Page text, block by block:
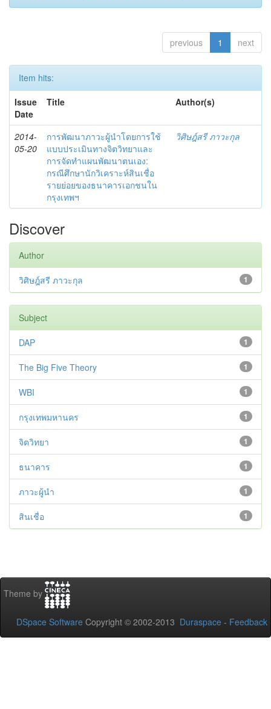
previous 1 next
Item hits:
Issue
Date
Title Author(s)
2014-
05-20
การพัฒนาภาวะผู้นำโดยการใช้
แบบประเมินทางจิตวิทยาและ
การจัดทำแผนพัฒนาตนเอง:
กรณีศึกษานักวิเคราะห์สินเชื่อ
รายย่อยของธนาคารเอกชนใน
กรุงเทพฯ
วิศิษฎ์สรี ภาวะกุล
Discover
Author
1
วิศิษฎ์สรี ภาวะกุล
Subject
1
DAP
1
The Big Five Theory
1
WBI
1
กรุงเทพมหานคร
1
จิตวิทยา
1
ธนาคาร
1
ภาวะผู้นำ
1
สินเชื่อ
Theme by
DSpace Software Copyright © 2002-2013 Duraspace - Feedback